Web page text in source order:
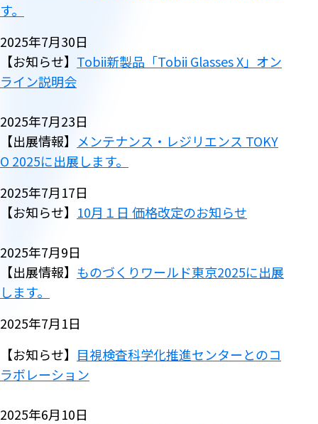
す。
2025年7月30日
【お知らせ】 Tobii新製品「Tobii Glasses X」オン
ライン説明会
2025年7月23日
【出展情報】 メンテナンス・レジリエンス TOKY
O 2025に出展します。
2025年7月17日
【お知らせ】 10月１日 価格改定のお知らせ
2025年7月9日
【出展情報】 ものづくりワールド東京2025に出展
します。
2025年7月1日
【お知らせ】 目視検査科学化推進センターとのコ
ラボレーション
2025年6月10日